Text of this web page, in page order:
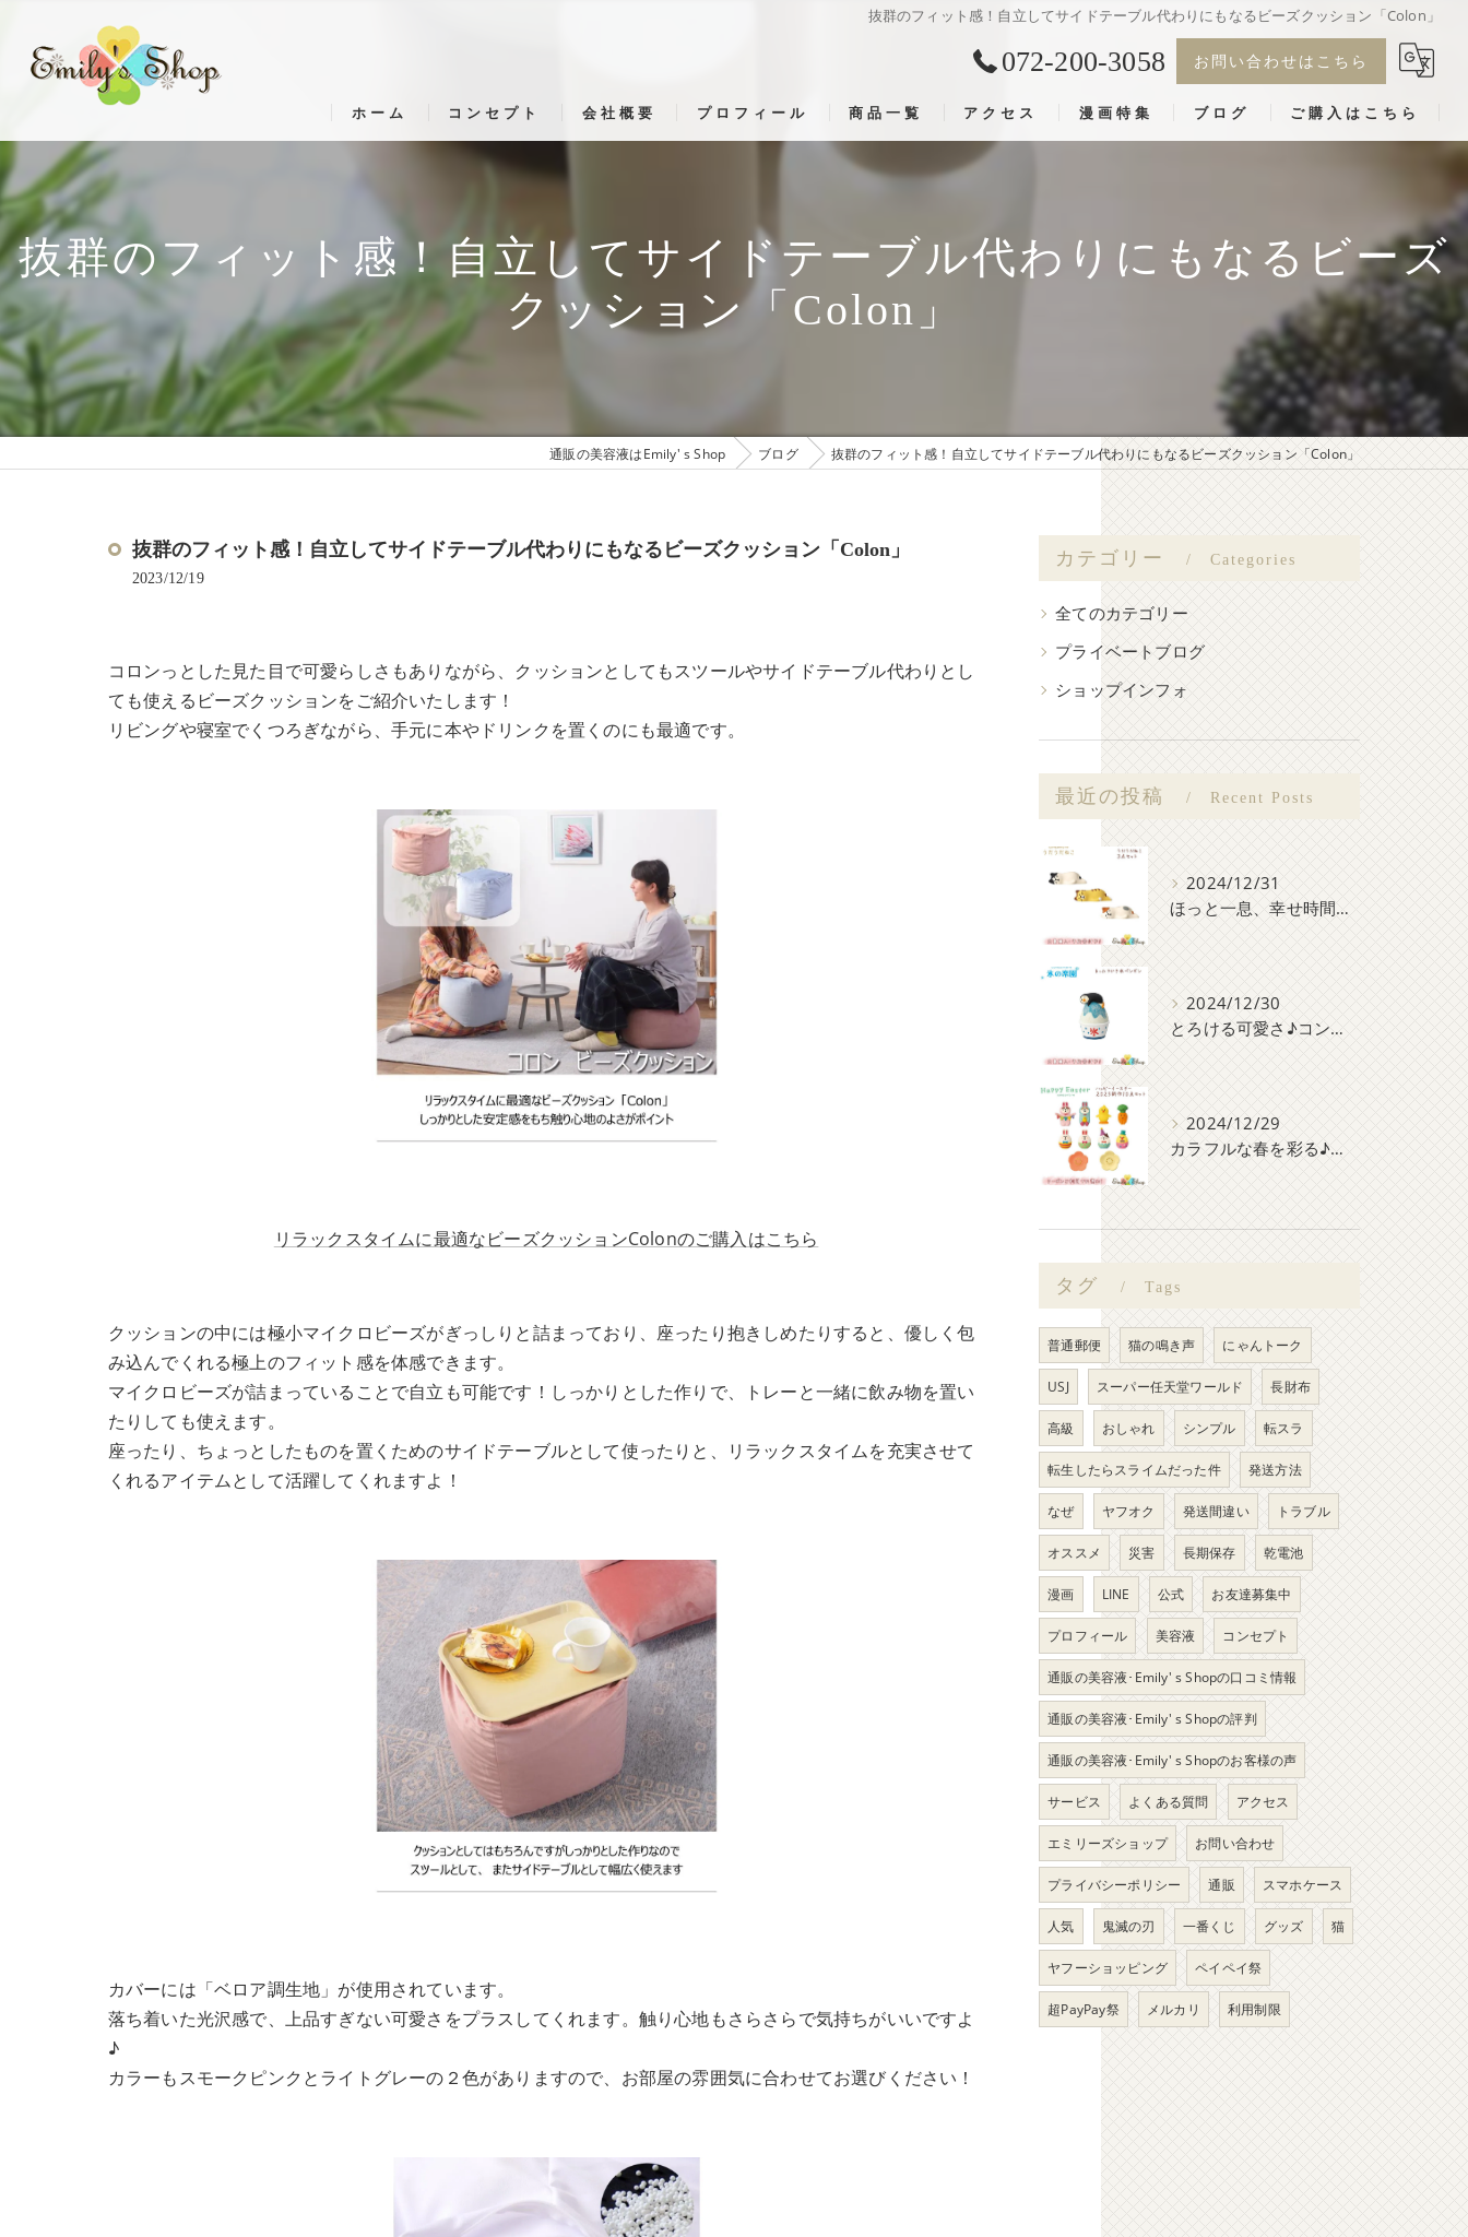
抜群のフィット感！自立してサイドテーブル代わりにもなるビーズクッション「Colon」
072-200-3058 お問い合わせはこちら
ホーム コンセプト 会社概要 プロフィール 商品一覧 アクセス
漫画特集
漫画特集 ブログ ご購入はこちら
抜群のフィット感！自立してサイドテーブル代わりにもなるビーズ
クッション「Colon」
通販の美容液はEmily' s Shop ブログ 抜群のフィット感！自立してサイドテーブル代わりにもなるビーズクッション「Colon」
抜群のフィット感！自立してサイドテーブル代わりにもなるビーズクッション「Colon」
2023/12/19
コロンっとした見た目で可愛らしさもありながら、クッションとしてもスツールやサイドテーブル代わりとし
ても使えるビーズクッションをご紹介いたします！
リビングや寝室でくつろぎながら、手元に本やドリンクを置くのにも最適です。
リラックスタイムに最適なビーズクッションColonのご購入はこちら
クッションの中には極小マイクロビーズがぎっしりと詰まっており、座ったり抱きしめたりすると、優しく包
み込んでくれる極上のフィット感を体感できます。
マイクロビーズが詰まっていることで自立も可能です！しっかりとした作りで、トレーと一緒に飲み物を置い
たりしても使えます。
座ったり、ちょっとしたものを置くためのサイドテーブルとして使ったりと、リラックスタイムを充実させて
くれるアイテムとして活躍してくれますよ！
カバーには「ベロア調生地」が使用されています。
落ち着いた光沢感で、上品すぎない可愛さをプラスしてくれます。触り心地もさらさらで気持ちがいいですよ
♪
カラーもスモークピンクとライトグレーの２色がありますので、お部屋の雰囲気に合わせてお選びください！
カテゴリー Categories
全てのカテゴリー
プライベートブログ
ショップインフォ
最近の投稿 Recent Posts
2024/12/31
ほっと一息、幸せ時間♪コンコンたちと一緒にまったりしよう
2024/12/30
とろける可愛さ♪コンコンブルのかき氷マスコット大集合！
2024/12/29
カラフルな春を彩る♪コンコンブルHappy Easter 新作10点セット
タグ Tags
普通郵便 猫の鳴き声 にゃんトーク
USJ スーパー任天堂ワールド 長財布
高級 おしゃれ シンプル 転スラ
転生したらスライムだった件 発送方法
なぜ ヤフオク 発送間違い トラブル
オススメ 災害 長期保存 乾電池
漫画 LINE 公式 お友達募集中
プロフィール 美容液 コンセプト
通販の美容液･Emily' s Shopの口コミ情報
通販の美容液･Emily' s Shopの評判
通販の美容液･Emily' s Shopのお客様の声
サービス よくある質問 アクセス
エミリーズショップ お問い合わせ
プライバシーポリシー 通販 スマホケース
人気 鬼滅の刃 一番くじ グッズ 猫
ヤフーショッピング ペイペイ祭
超PayPay祭 メルカリ 利用制限